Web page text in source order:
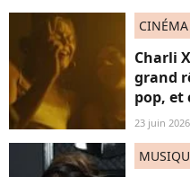
CINÉMA
Charli
grand
pop, et
23 juin 2026